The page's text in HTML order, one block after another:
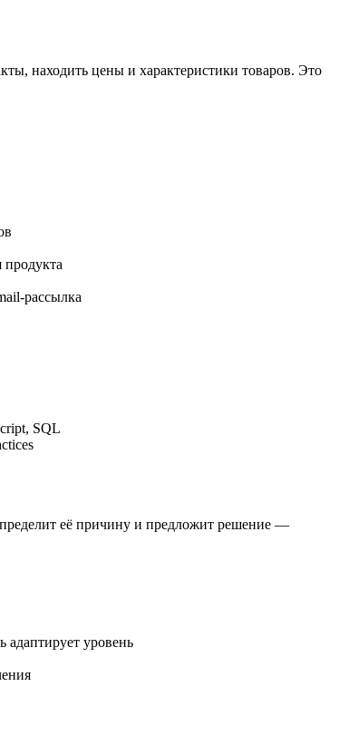
находить цены и характеристики товаров. Это
рассылка
SQL
её причину и предложит решение —
уровень